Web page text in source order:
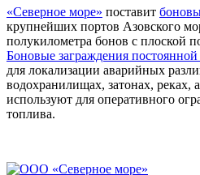
«Северное море» поставит
крупнейших портов Азовского
полукилометра бонов с плоской
Боновые заграждения постоянной
для локализации аварийных
водохранилищах, затонах, реках,
используют для оперативного
топлива.